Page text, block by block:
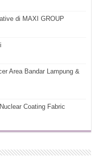
di MAXI GROUP
Area Bandar Lampung &
Coating Fabric